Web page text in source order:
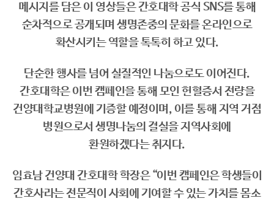
메시지를 담은 이 영상들은 간호대학 공식 SNS를 통해
순차적으로 공개되며 생명존중의 문화를 온라인으로
확산시키는 역할을 톡톡히 하고 있다.
단순한 행사를 넘어 실질적인 나눔으로도 이어진다.
간호대학은 이번 캠페인을 통해 모인 헌혈증서 전량을
건양대학교병원에 기증할 예정이며, 이를 통해 지역 거점
병원으로서 생명나눔의 결실을 지역사회에
환원하겠다는 취지다.
임효남 건양대 간호대학 학장은 “이번 캠페인은 학생들이
간호사라는 전문직이 사회에 기여할 수 있는 가치를 몸소